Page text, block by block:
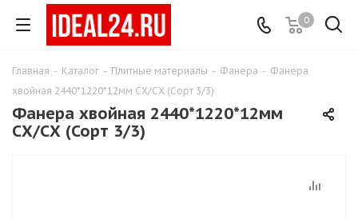
0
Главная - Каталог - Плитные материалы - Фанера - Фанера
хвойная 2440*1220*12мм СХ/СХ (Сорт 3/3)
Фанера хвойная 2440*1220*12мм
СХ/СХ (Сорт 3/3)